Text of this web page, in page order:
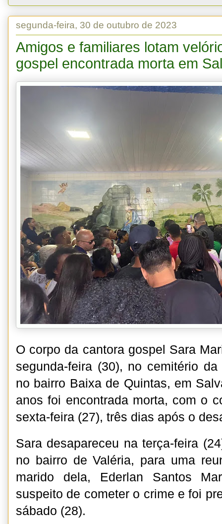
segunda-feira, 30 de outubro de 2023
Amigos e familiares lotam
gospel encontrada morta em
O corpo da cantora gospel Sara
segunda-feira (30), no cemitério
no bairro Baixa de Quintas, em
anos foi encontrada morta, com o
sexta-feira (27), três dias após o
Sara desapareceu na terça-feira
no bairro de Valéria, para uma
marido dela, Ederlan Santos
suspeito de cometer o crime e foi
sábado (28).